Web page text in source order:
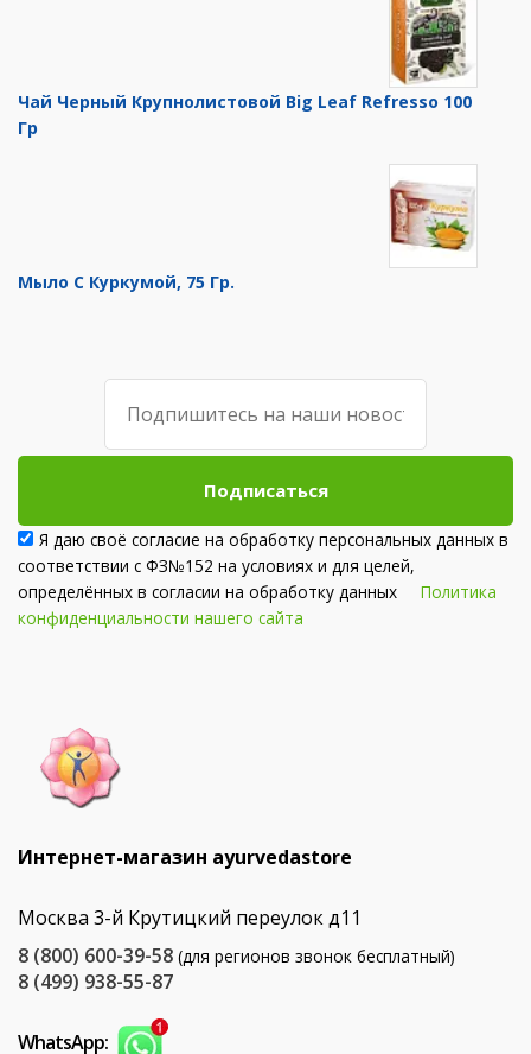
Чай Черный Крупнолистовой Big Leaf Refresso 100
Гр
Мыло С Куркумой, 75 Гр.
Подписаться
Я даю своё согласие на обработку персональных данных в
соответствии с ФЗ№152 на условиях и для целей,
определённых в согласии на обработку данных Политика
конфиденциальности нашего сайта
Интернет-магазин ayurvedastore
Москва 3-й Крутицкий переулок д11
8 (800) 600-39-58 (для регионов звонок бесплатный)
8 (499) 938-55-87
WhatsApp: